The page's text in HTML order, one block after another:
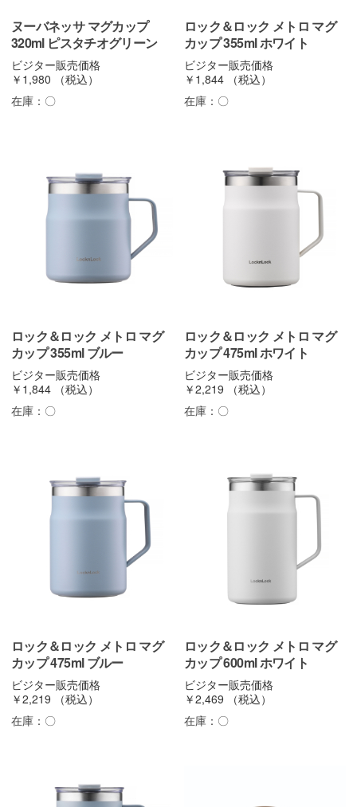
ヌーバネッサ マグカップ
320ml ピスタチオグリーン
ビジター販売価格
￥1,980
（税込）
在庫： 〇
ロック＆ロック メトロ マグ
カップ 355ml ホワイト
ビジター販売価格
￥1,844
（税込）
在庫： 〇
ロック＆ロック メトロ マグ
カップ 355ml ブルー
ビジター販売価格
￥1,844
（税込）
在庫： 〇
ロック＆ロック メトロ マグ
カップ 475ml ホワイト
ビジター販売価格
￥2,219
（税込）
在庫： 〇
ロック＆ロック メトロ マグ
カップ 475ml ブルー
ビジター販売価格
￥2,219
（税込）
在庫： 〇
ロック＆ロック メトロ マグ
カップ 600ml ホワイト
ビジター販売価格
￥2,469
（税込）
在庫： 〇